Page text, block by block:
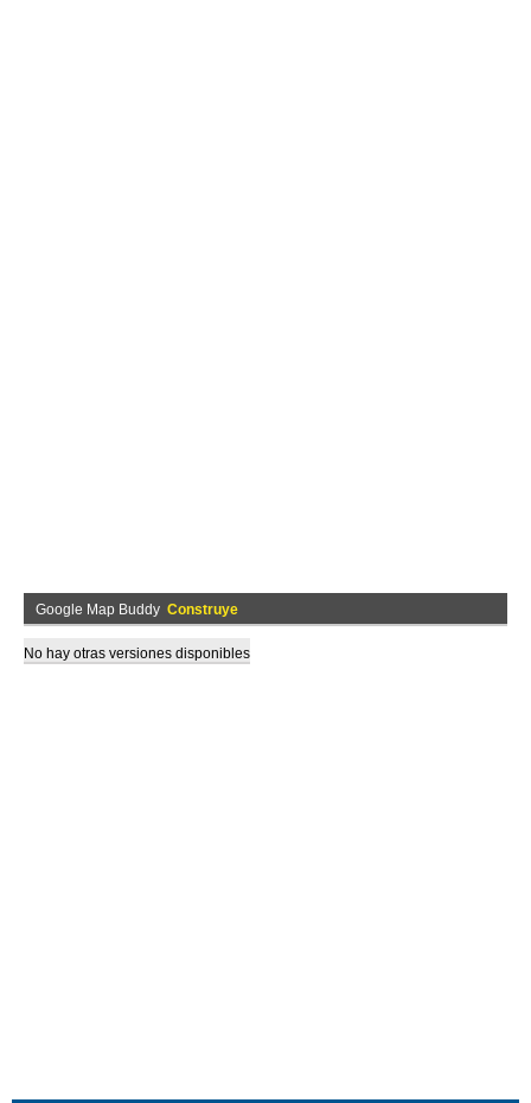
Google Map Buddy Construye
No hay otras versiones disponibles